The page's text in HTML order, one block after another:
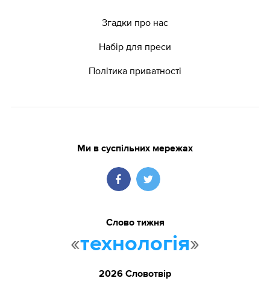
Згадки про нас
Набір для преси
Політика приватності
Ми в суспільних мережах
Слово тижня
«технологія»
2026 Словотвір